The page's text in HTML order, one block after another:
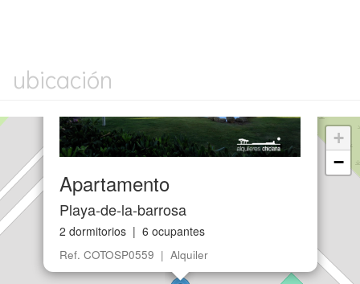
ubicación
Apartamento
Playa-de-la-barrosa
2 dormitorios | 6 ocupantes
Ref. COTOSP0559 | Alquiler
+
−